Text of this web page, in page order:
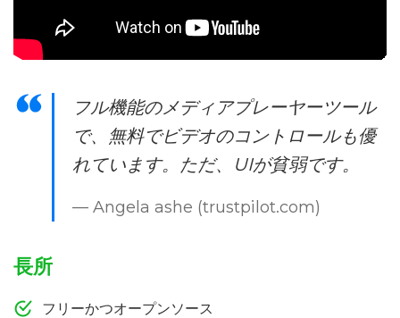
フル機能のメディアプレーヤーツール
で、無料でビデオのコントロールも優
れています。ただ、UIが貧弱です。
— Angela ashe (trustpilot.com)
長所
フリーかつオープンソース